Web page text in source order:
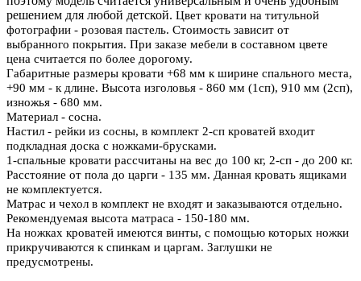
решением для любой детской. Цвет кровати на титульной
фотографии - розовая пастель. Стоимость зависит от
выбранного покрытия. При заказе мебели в составном цвете
цена считается по более дорогому.
Габаритные размеры кровати +68 мм к ширине спального места,
+90 мм - к длине. Высота изголовья - 860 мм (1сп), 910 мм (2сп),
изножья - 680 мм.
Материал - сосна.
Настил - рейки из сосны, в комплект 2-сп кроватей входит
подкладная доска с ножками-брусками.
1-спальные кровати рассчитаны на вес до 100 кг, 2-сп - до 200 кг.
Расстояние от пола до царги - 135 мм. Данная кровать ящиками
не комплектуется.
Матрас и чехол в комплект не входят и заказываются отдельно.
Рекомендуемая высота матраса - 150-180 мм.
На ножках кроватей имеются винты, с помощью которых ножки
прикручиваются к спинкам и царгам. Заглушки не
предусмотрены.